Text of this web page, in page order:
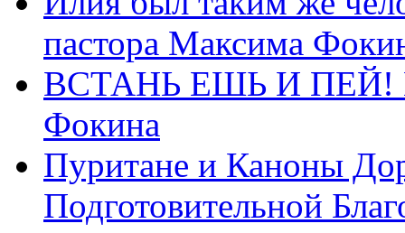
пастора Максима
ВСТАНЬ ЕШЬ И ПЕЙ!
Фокина
Пуритане и Каноны
Подготовительной